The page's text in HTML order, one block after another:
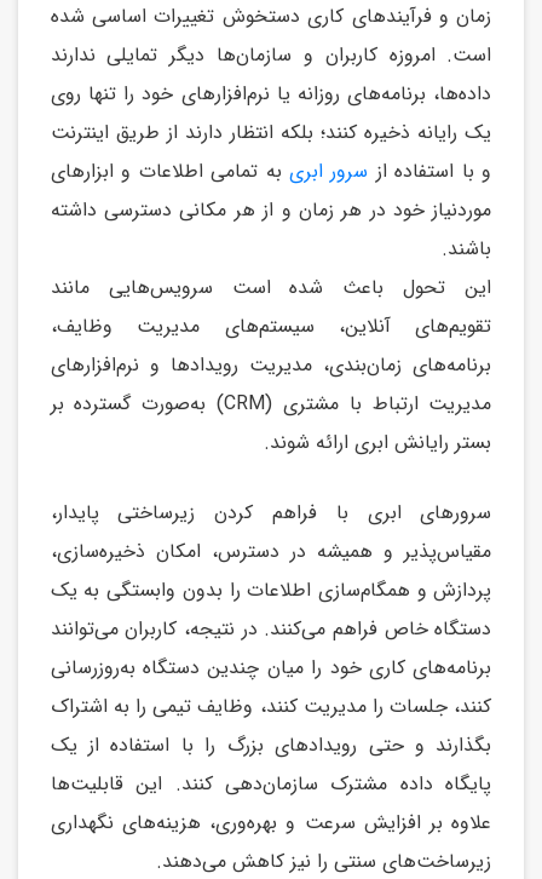
زمان و فرآیندهای کاری دستخوش تغییرات اساسی شده
است. امروزه کاربران و سازمان‌ها دیگر تمایلی ندارند
داده‌ها، برنامه‌های روزانه یا نرم‌افزارهای خود را تنها روی
یک رایانه ذخیره کنند؛ بلکه انتظار دارند از طریق اینترنت
و با استفاده از سرور ابری به تمامی اطلاعات و ابزارهای
موردنیاز خود در هر زمان و از هر مکانی دسترسی داشته
باشند.
این تحول باعث شده است سرویس‌هایی مانند
تقویم‌های آنلاین، سیستم‌های مدیریت وظایف،
برنامه‌های زمان‌بندی، مدیریت رویدادها و نرم‌افزارهای
مدیریت ارتباط با مشتری (CRM) به‌صورت گسترده بر
بستر رایانش ابری ارائه شوند.
سرورهای ابری با فراهم کردن زیرساختی پایدار،
مقیاس‌پذیر و همیشه در دسترس، امکان ذخیره‌سازی،
پردازش و همگام‌سازی اطلاعات را بدون وابستگی به یک
دستگاه خاص فراهم می‌کنند. در نتیجه، کاربران می‌توانند
برنامه‌های کاری خود را میان چندین دستگاه به‌روزرسانی
کنند، جلسات را مدیریت کنند، وظایف تیمی را به اشتراک
بگذارند و حتی رویدادهای بزرگ را با استفاده از یک
پایگاه داده مشترک سازمان‌دهی کنند. این قابلیت‌ها
علاوه بر افزایش سرعت و بهره‌وری، هزینه‌های نگهداری
زیرساخت‌های سنتی را نیز کاهش می‌دهند.